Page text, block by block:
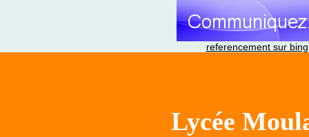
referencement sur bing
Lycée